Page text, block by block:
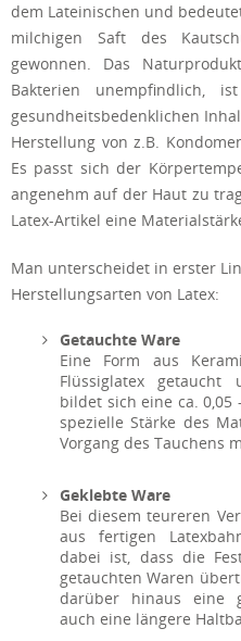
dem Lateinischen und
milchigen Saft des
gewonnen. Das
Bakterien unempfindlich,
gesundheitsbedenklichen
Herstellung von z.B.
Es passt sich der
angenehm auf der Haut zu
Latex-Artikel eine
Man unterscheidet in erster
Herstellungsarten von Latex:
Getauchte Ware
Eine Form aus
Flüssiglatex getaucht
bildet sich eine ca. 0,05
spezielle Stärke des
Vorgang des Tauchens
Geklebte Ware
Bei diesem teureren
aus fertigen
dabei ist, dass die
getauchten Waren
darüber hinaus eine
auch eine längere